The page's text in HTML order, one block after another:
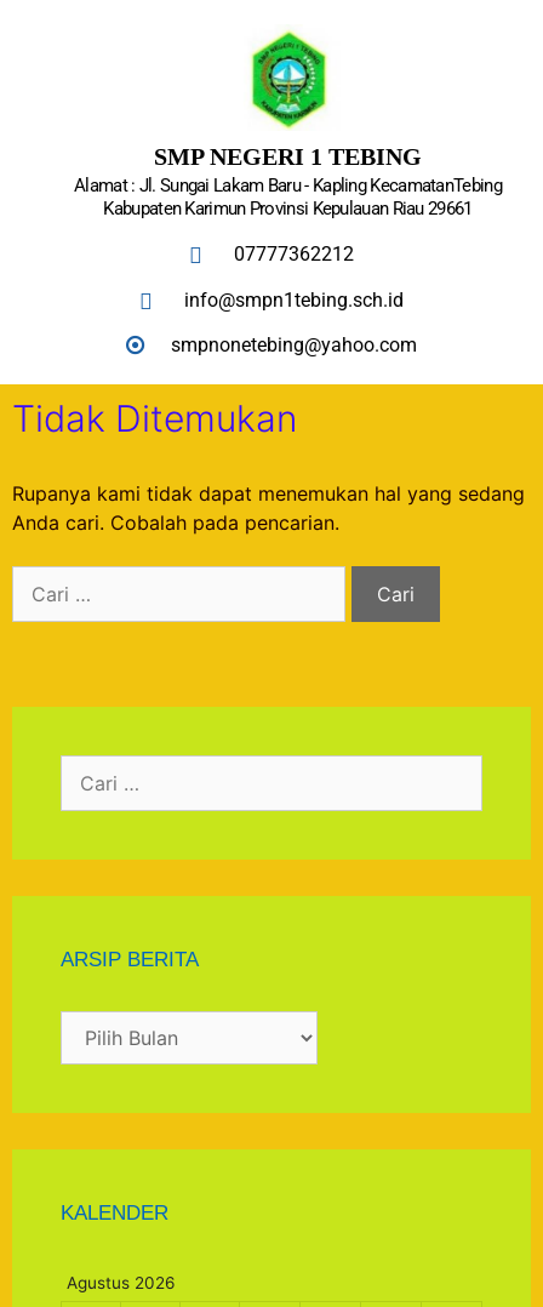
SMP NEGERI 1 TEBING
Alamat : Jl. Sungai Lakam Baru - Kapling KecamatanTebing
Kabupaten Karimun Provinsi Kepulauan Riau 29661
07777362212
info@smpn1tebing.sch.id
smpnonetebing@yahoo.com
Tidak Ditemukan
Rupanya kami tidak dapat menemukan hal yang sedang
Anda cari. Cobalah pada pencarian.
ARSIP BERITA
KALENDER
Agustus 2026